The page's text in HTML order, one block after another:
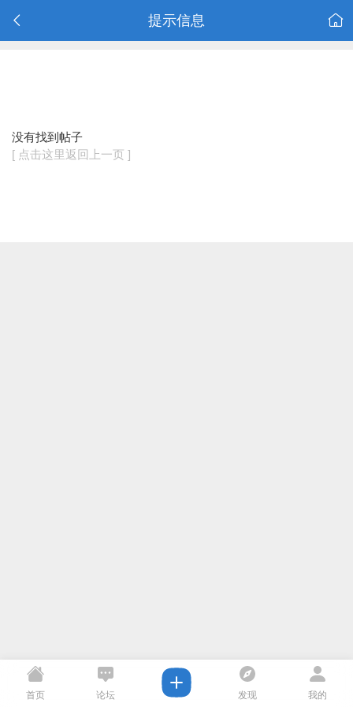
提示信息
没有找到帖子
[ 点击这里返回上一页 ]
首页 论坛 发现 我的